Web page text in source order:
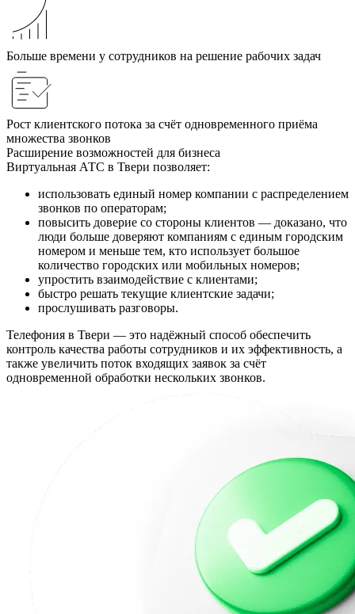
Больше времени у сотрудников на решение рабочих задач
Рост клиентского потока за счёт одновременного приёма
множества звонков
Расширение возможностей для бизнеса
Виртуальная АТС в Твери позволяет:
использовать единый номер компании с распределением
звонков по операторам;
повысить доверие со стороны клиентов — доказано, что
люди больше доверяют компаниям с единым городским
номером и меньше тем, кто использует большое
количество городских или мобильных номеров;
упростить взаимодействие с клиентами;
быстро решать текущие клиентские задачи;
прослушивать разговоры.
Телефония в Твери — это надёжный способ обеспечить
контроль качества работы сотрудников и их эффективность, а
также увеличить поток входящих заявок за счёт
одновременной обработки нескольких звонков.